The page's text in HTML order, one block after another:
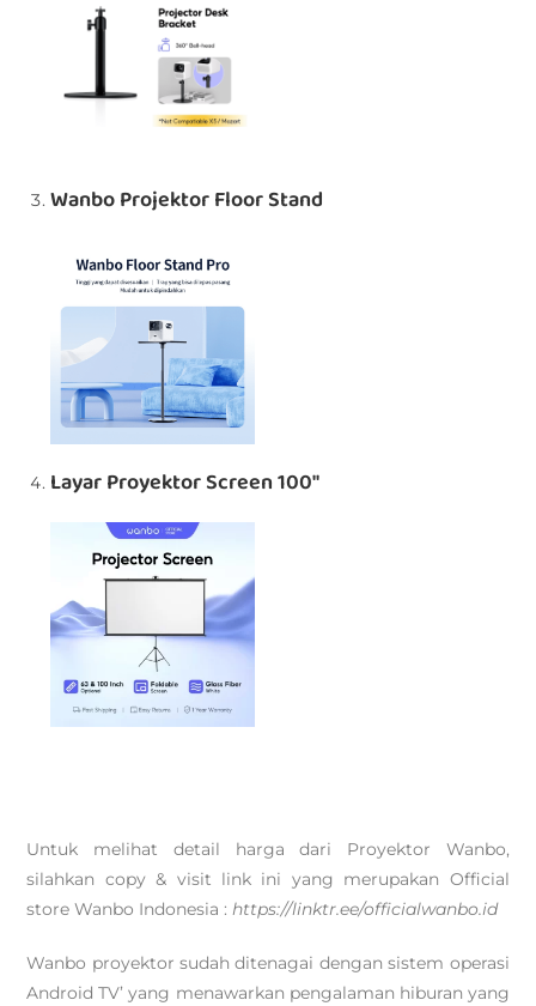
Wanbo Projektor Floor Stand
Layar Proyektor Screen 100″
Untuk melihat detail harga dari Proyektor Wanbo,
silahkan copy & visit link ini yang merupakan Official
store Wanbo Indonesia :https://linktr.ee/officialwanbo.id
Wanbo proyektor sudah ditenagai dengan sistem operasi
Android TV’ yang menawarkan pengalaman hiburan yang